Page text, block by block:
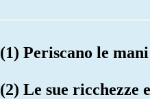
(1) Periscano le
(2) Le sue ricchezze